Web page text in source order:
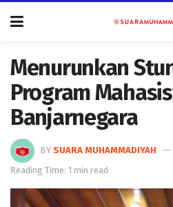
Menurunkan
Program
Banjarnegara
BY SUARA MUHAMMADIYAH
Reading Time: 1 min read